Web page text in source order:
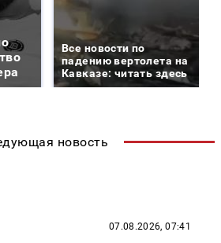
Все новости по
падению вертолета на
Кавказе: читать здесь
новость
07.08.2026, 07:41